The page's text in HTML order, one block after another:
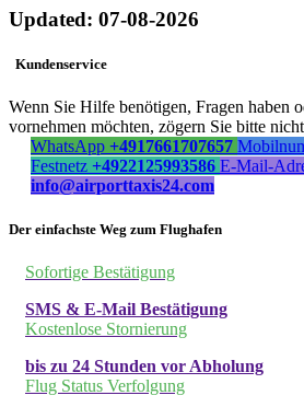
Updated: 07-08-2026
Kundenservice
Wenn Sie Hilfe benötigen, Fragen haben
vornehmen möchten, zögern Sie bitte
WhatsApp +4917661707657
Festnetz +4922125993586 E-Mail-
info@airporttaxis24.com
Der einfachste Weg zum Flughafen
Sofortige Bestätigung
SMS & E-Mail Bestätigung
Kostenlose Stornierung
bis zu 24 Stunden vor Abholung
Flug Status Verfolgung